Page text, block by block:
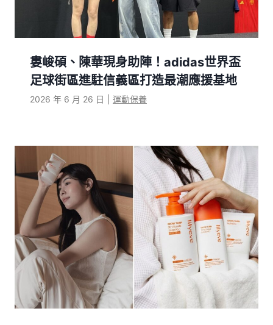
婁峻碩、陳華現身助陣！adidas世界盃
足球街區進駐信義區打造最潮應援基地
2026 年 6 月 26 日 運動保養